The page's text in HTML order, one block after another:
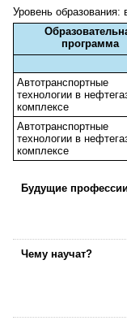
Уровень образования:
программа
Автотранспортные
технологии в
комплексе
Автотранспортные
технологии в
комплексе
Будущие
Чему научат?